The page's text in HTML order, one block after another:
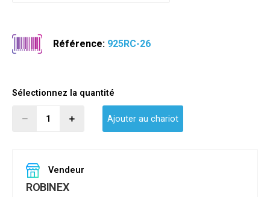
Référence: 925RC-26
Sélectionnez la quantité
Ajouter au chariot
Vendeur
ROBINEX